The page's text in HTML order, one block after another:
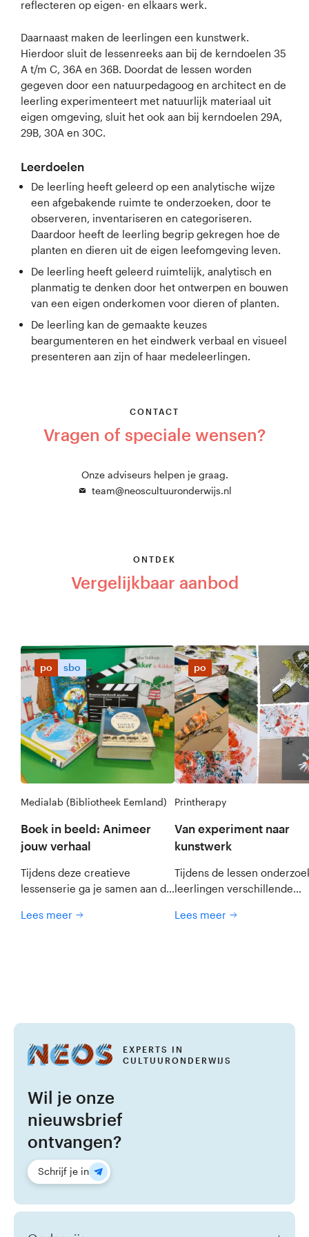
reflecteren op eigen- en elkaars werk.
Daarnaast maken de leerlingen een kunstwerk.
Hierdoor sluit de lessenreeks aan bij de kerndoelen 35
A t/m C, 36A en 36B. Doordat de lessen worden
gegeven door een natuurpedagoog en architect en de
leerling experimenteert met natuurlijk materiaal uit
eigen omgeving, sluit het ook aan bij kerndoelen 29A,
29B, 30A en 30C.
Leerdoelen
De leerling heeft geleerd op een analytische wijze
een afgebakende ruimte te onderzoeken, door te
observeren, inventariseren en categoriseren.
Daardoor heeft de leerling begrip gekregen hoe de
planten en dieren uit de eigen leefomgeving leven.
De leerling heeft geleerd ruimtelijk, analytisch en
planmatig te denken door het ontwerpen en bouwen
van een eigen onderkomen voor dieren of planten.
De leerling kan de gemaakte keuzes
beargumenteren en het eindwerk verbaal en visueel
presenteren aan zijn of haar medeleerlingen.
CONTACT
Vragen of speciale wensen?
Onze adviseurs helpen je graag.
team@neoscultuuronderwijs.nl
ONTDEK
Vergelijkbaar aanbod
po sbo
Medialab (Bibliotheek Eemland)
Boek in beeld: Animeer
jouw verhaal
Tijdens deze creatieve
lessenserie ga je samen aan de
word je de regisseur van je
Lees meer
po
Printherapy
Van experiment naar
kunstwerk
Tijdens de lessen
leerlingen verschillende
zoals sponsen, karton,
Lees meer
EXPERTS IN
CULTUURONDERWIJS
Wil je onze
nieuwsbrief
ontvangen?
Schrijf je in